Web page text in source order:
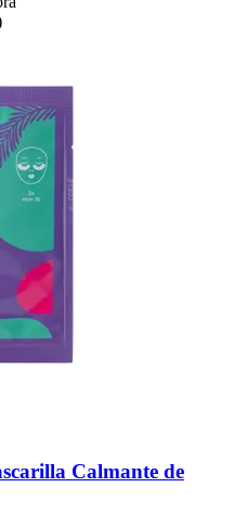
Calmante de